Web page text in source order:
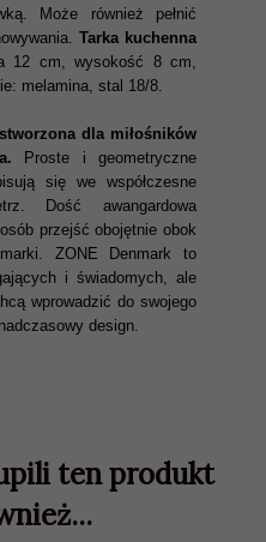
Może również pełnić
Tarka kuchenna
12 cm, wysokość 8 cm,
melamina, stal 18/8.
dla miłośników
Proste i geometryczne
się we współczesne
Dość awangardowa
przejść obojętnie obok
ZONE Denmark to
i świadomych, ale
wprowadzić do swojego
design.
ten produkt